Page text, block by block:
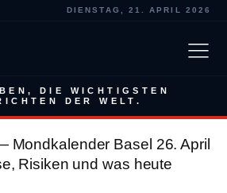
DIENSTAG, 21. APRIL 2026
DIE WICHTIGSTEN
DER WELT.
Mondkalender Basel 26. April
Risiken und was heute